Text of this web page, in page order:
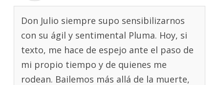
Don Julio siempre supo sensibilizarnos
con su ágil y sentimental Pluma. Hoy, si
texto, me hace de espejo ante el paso de
mi propio tiempo y de quienes me
rodean. Bailemos más allá de la muerte,